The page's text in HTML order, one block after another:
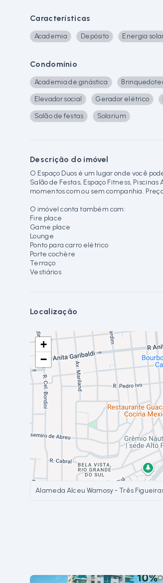
Características
Academia Depósito Energia
Condomínio
Academia de ginástica
Elevador social
Gerador elétrico
Salão de festas
Solarium
Descrição do imóvel
O Espaço Duos é um lugar onde você
Salão de Festas, Espaço Fitness,
momentos com ou sem companhia.
O imóvel conta também com:
Fire place
Game place
Lounge
Ponto para carro elétrico
Porte cochère
Terraço
Vestiários
Localização
+
−
Alameda Alceu Wamosy - Três